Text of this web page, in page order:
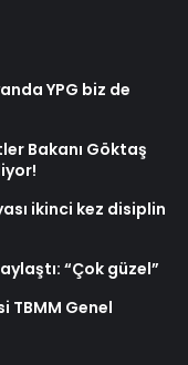
YPG biz de
Bakanı Göktaş
ikinci kez disiplin
“Çok güzel”
TBMM Genel